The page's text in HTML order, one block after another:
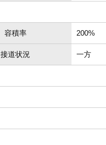
容積率 200%
接道状況 一方